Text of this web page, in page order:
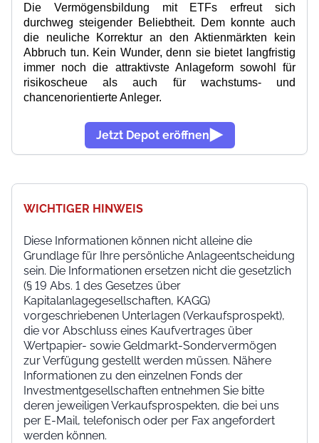
Die Vermögensbildung mit ETFs erfreut sich
durchweg steigender Beliebtheit. Dem konnte auch
die neuliche Korrektur an den Aktienmärkten kein
Abbruch tun. Kein Wunder, denn sie bietet langfristig
immer noch die attraktivste Anlageform sowohl für
risikoscheue als auch für wachstums- und
chancenorientierte Anleger.
Jetzt Depot eröffnen
WICHTIGER HINWEIS
Diese Informationen können nicht alleine die
Grundlage für Ihre persönliche Anlageentscheidung
sein. Die Informationen ersetzen nicht die gesetzlich
(§ 19 Abs. 1 des Gesetzes über
Kapitalanlagegesellschaften, KAGG)
vorgeschriebenen Unterlagen (Verkaufsprospekt),
die vor Abschluss eines Kaufvertrages über
Wertpapier- sowie Geldmarkt-Sondervermögen
zur Verfügung gestellt werden müssen. Nähere
Informationen zu den einzelnen Fonds der
Investmentgesellschaften entnehmen Sie bitte
deren jeweiligen Verkaufsprospekten, die bei uns
per E-Mail, telefonisch oder per Fax angefordert
werden können.